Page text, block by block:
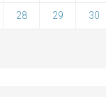
28 29 30